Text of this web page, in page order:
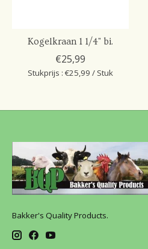
Kogelkraan 1 1/4" bi.
€25,99
Stukprijs : €25,99 / Stuk
Bakker's Quality Products.